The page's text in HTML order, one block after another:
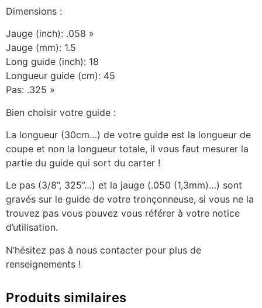
Dimensions :
Jauge (inch): .058 »
Jauge (mm): 1.5
Long guide (inch): 18
Longueur guide (cm): 45
Pas: .325 »
Bien choisir votre guide :
La longueur (30cm…) de votre guide est la longueur de
coupe et non la longueur totale, il vous faut mesurer la
partie du guide qui sort du carter !
Le pas (3/8’’, 325’’…) et la jauge (.050 (1,3mm)…) sont
gravés sur le guide de votre tronçonneuse, si vous ne la
trouvez pas vous pouvez vous référer à votre notice
d’utilisation.
N’hésitez pas à nous contacter pour plus de
renseignements !
Produits similaires